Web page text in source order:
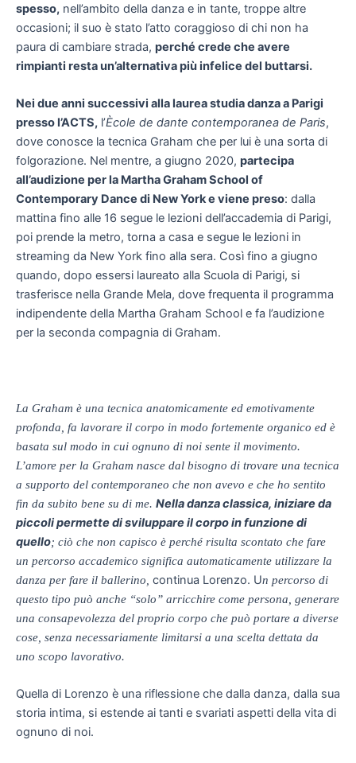
spesso, nell’ambito della danza e in tante, troppe altre
occasioni; il suo è stato l’atto coraggioso di chi non ha
paura di cambiare strada, perché crede che avere
rimpianti resta un’alternativa più infelice del buttarsi.
Nei due anni successivi alla laurea studia danza a Parigi
presso l’ACTS, l’Ècole de dante contemporanea de Paris,
dove conosce la tecnica Graham che per lui è una sorta di
folgorazione. Nel mentre, a giugno 2020, partecipa
all’audizione per la Martha Graham School of
Contemporary Dance di New York e viene preso: dalla
mattina fino alle 16 segue le lezioni dell’accademia di Parigi,
poi prende la metro, torna a casa e segue le lezioni in
streaming da New York fino alla sera. Così fino a giugno
quando, dopo essersi laureato alla Scuola di Parigi, si
trasferisce nella Grande Mela, dove frequenta il programma
indipendente della Martha Graham School e fa l’audizione
per la seconda compagnia di Graham.
La Graham è una tecnica anatomicamente ed emotivamente
profonda, fa lavorare il corpo in modo fortemente organico ed è
basata sul modo in cui ognuno di noi sente il movimento.
L’amore per la Graham nasce dal bisogno di trovare una tecnica
a supporto del contemporaneo che non avevo e che ho sentito
fin da subito bene su di me. Nella danza classica, iniziare da
piccoli permette di sviluppare il corpo in funzione di
quello; ciò che non capisco è perché risulta scontato che fare
un percorso accademico significa automaticamente utilizzare la
danza per fare il ballerino, continua Lorenzo. Un percorso di
questo tipo può anche “solo” arricchire come persona, generare
una consapevolezza del proprio corpo che può portare a diverse
cose, senza necessariamente limitarsi a una scelta dettata da
uno scopo lavorativo.
Quella di Lorenzo è una riflessione che dalla danza, dalla sua
storia intima, si estende ai tanti e svariati aspetti della vita di
ognuno di noi.